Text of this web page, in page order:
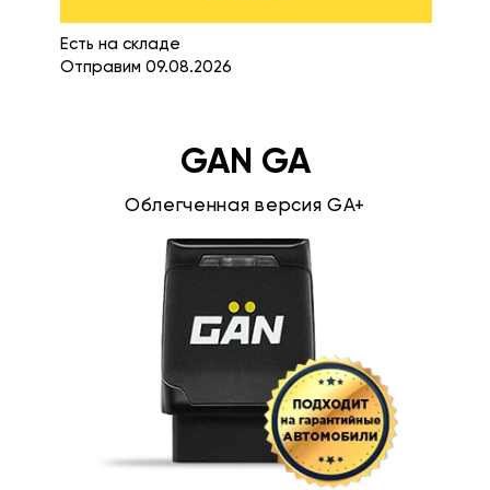
Есть на складе
Отправим 09.08.2026
GAN GA
Облегченная версия GA+